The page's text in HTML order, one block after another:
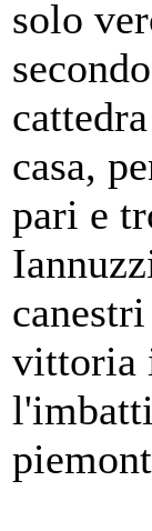
solo
casa,
pari e
vittoria